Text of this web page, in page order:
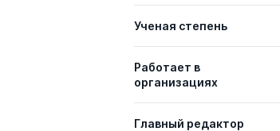
Ученая степень
Работает в
организациях
Главный редактор